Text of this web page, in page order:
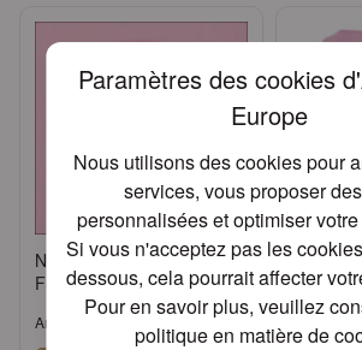
Paramètres des cookies
Europe
Nous utilisons des cookies pour
services, vous proposer
personnalisées et optimiser
Si vous n'acceptez pas les
dessous, cela pourrait affecter
Pour en savoir plus, veuillez
politique en matière de
Napkin 33 Baby steps girl
FSC Mix
Article: 13309415
Hdkf